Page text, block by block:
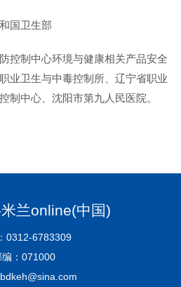
国卫生部
控制中心环境与健康相关产品安全
业卫生与中毒控制所、辽宁省职业
制中心、沈阳市第九人民医院。
兰online(中国)
0312-6783309
编：071000